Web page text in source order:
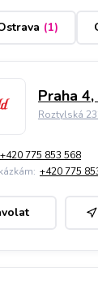
(1)
Praha
Roztylská
+420 775 853 568
+420 775